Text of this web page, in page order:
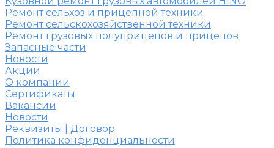
Ремонт сельхоз и прицепной техники
Ремонт сельскохозяйственной техники
Ремонт грузовых полуприцепов и прицепов
Запасные части
Новости
Акции
О компании
Сертификаты
Вакансии
Новости
Реквизиты | Договор
Политика конфиденциальности